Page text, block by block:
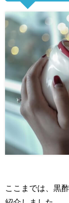
ここまでは、黒